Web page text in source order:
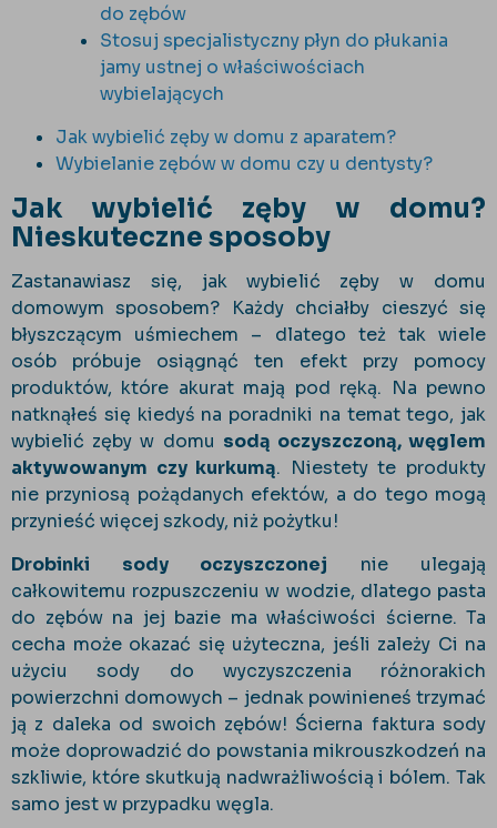
do zębów
Stosuj specjalistyczny płyn do płukania
jamy ustnej o właściwościach
wybielających
Jak wybielić zęby w domu z aparatem?
Wybielanie zębów w domu czy u dentysty?
Jak wybielić zęby w domu?
Nieskuteczne sposoby
Zastanawiasz się, jak wybielić zęby w domu
domowym sposobem? Każdy chciałby cieszyć się
błyszczącym uśmiechem – dlatego też tak wiele
osób próbuje osiągnąć ten efekt przy pomocy
produktów, które akurat mają pod ręką. Na pewno
natknąłeś się kiedyś na poradniki na temat tego, jak
wybielić zęby w domu sodą oczyszczoną, węglem
aktywowanym czy kurkumą. Niestety te produkty
nie przyniosą pożądanych efektów, a do tego mogą
przynieść więcej szkody, niż pożytku!
Drobinki sody oczyszczonej nie ulegają
całkowitemu rozpuszczeniu w wodzie, dlatego pasta
do zębów na jej bazie ma właściwości ścierne. Ta
cecha może okazać się użyteczna, jeśli zależy Ci na
użyciu sody do wyczyszczenia różnorakich
powierzchni domowych – jednak powinieneś trzymać
ją z daleka od swoich zębów! Ścierna faktura sody
może doprowadzić do powstania mikrouszkodzeń na
szkliwie, które skutkują nadwrażliwością i bólem. Tak
samo jest w przypadku węgla.